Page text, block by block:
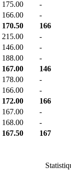
175.00
-
166.00
-
170.50
166
215.00
-
146.00
-
188.00
-
167.00
146
178.00
-
166.00
-
172.00
166
167.00
-
168.00
-
167.50 167